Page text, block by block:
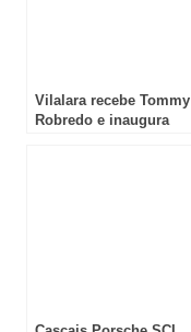
Vilalara recebe Tommy
Robredo e inaugura